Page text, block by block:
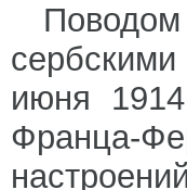
июня 1914
Франца-